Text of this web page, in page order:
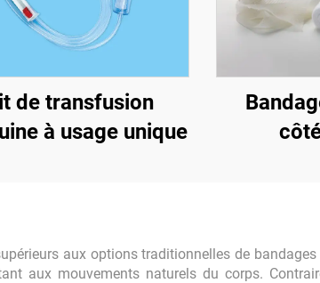
de transfusion
à usage unique
aux options traditionnelles de
aux mouvements naturels du corps.